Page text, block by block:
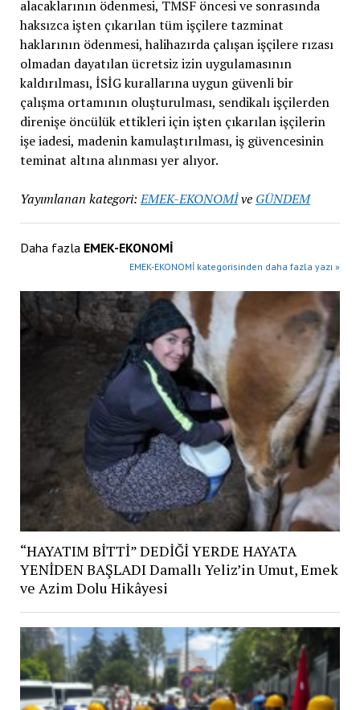
alacaklarının ödenmesi, TMSF öncesi ve sonrasında
haksızca işten çıkarılan tüm işçilere tazminat
haklarının ödenmesi, halihazırda çalışan işçilere rızası
olmadan dayatılan ücretsiz izin uygulamasının
kaldırılması, İSİG kurallarına uygun güvenli bir
çalışma ortamının oluşturulması, sendikalı işçilerden
direnişe öncülük ettikleri için işten çıkarılan işçilerin
işe iadesi, madenin kamulaştırılması, iş güvencesinin
teminat altına alınması yer alıyor.
Yayımlanan kategori: EMEK-EKONOMİve GÜNDEM
Daha fazla EMEK-EKONOMİ
EMEK-EKONOMİ kategorisinden daha fazla yazı »
“HAYATIM BİTTİ” DEDİĞİ YERDE HAYATA
YENİDEN BAŞLADI Damallı Yeliz’in Umut, Emek
ve Azim Dolu Hikâyesi